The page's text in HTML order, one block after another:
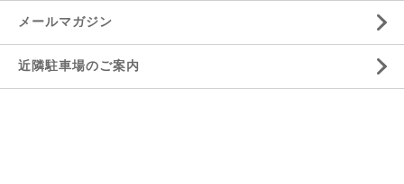
メールマガジン
近隣駐車場のご案内